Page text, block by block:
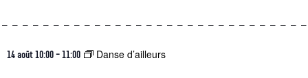
14 août 10:00-11:00 Danse d’ailleurs